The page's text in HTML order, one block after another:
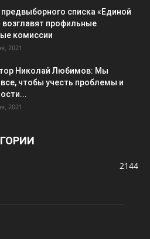
списка «Единой
возглавят профильные
комиссии
2021
Николай Любимов: Мы
чтобы учесть проблемы и
2021
2144